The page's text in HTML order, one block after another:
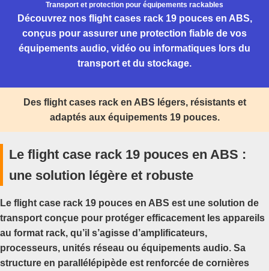
Transport et protection pour équipements rackables
Découvrez nos flight cases rack 19 pouces en ABS,
conçus pour assurer une protection fiable de vos
équipements audio, vidéo ou informatiques lors du
transport et du stockage.
Des flight cases rack en ABS légers, résistants et
adaptés aux équipements 19 pouces.
Le flight case rack 19 pouces en ABS :
une solution légère et robuste
Le flight case rack 19 pouces en ABS est une solution de
transport conçue pour protéger efficacement les appareils
au format rack, qu’il s’agisse d’amplificateurs,
processeurs, unités réseau ou équipements audio. Sa
structure en parallélépipède est renforcée de cornières